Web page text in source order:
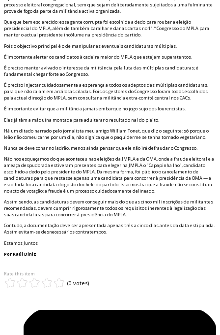
processo eleitoral congregacional, sem que sejam deliberadamente sujeitados a uma fulminante
prova de fogo da parte da militância activa organizada.
Que fique bem esclarecido: essa gente corrupta foi escolhida a dedo para roubar a eleição
presidencial do MPLA, além de também baralhar e dar as cartas no 11.º Congresso do MPLA para
manter o actual presidente incólume na presidência do partido.
Pois o objectivo principal é o de manipular as eventuais candidaturas múltiplas.
É importante alertar os candidatos à cadeira maior do MPLA que estejam superatentos.
É preciso manter avivado o interesse da militância pela luta das múltiplas candidaturas; é
fundamental chegar forte ao Congresso.
É preciso injectar cuidadosamente a esperança a todos os adeptos das múltiplas candidaturas,
para que não caiam em ardilosas ciladas. Pois os gestores do Congresso foram todos escolhidos
pela actual direcção do MPLA, sem consultar a militância extra-comité central nos CACs.
É importante evitar que a militância jamais embarque no jogo sujo dos lourencistas.
Eles já têm a máquina montada para adulterar o resultado final do pleito.
Há um ditado narrado pelo jornalista meu amigo William Tonet, que diz o seguinte: só porque o
leão não comeu carne por um dia, não significa que o paquiderme se tenha tornado vegetariano.
Nunca se deve confiar no ladrão, menos ainda pensar que ele não irá defraudar o Congresso.
Não nos esqueçamos do que aconteceu nas eleições da JMPLA e da OMA, onde a fraude eleitoral e a
ameaça despudorada estiveram presentes para eleger na JMPLA o "Capapinha filho", candidato
escolhido a dedo pelo presidente do MPLA. Da mesma forma, foi público o cancelamento de
candidaturas para que restasse apenas uma candidata para concorrer à presidência da OMA — a
escolhida foi a candidata do gosto do chefe do partido. Isso mostra que a fraude não se constituiu
no acto de votação; a fraude é um processo cuidadosamente delineado.
Assim sendo, as candidaturas devem conseguir mais do que as cinco mil inscrições de militantes
recomendadas, devem cumprir rigorosamente todos os requisitos inerentes à legalização das
suas candidaturas para concorrer à presidência do MPLA.
Contudo, a documentação deve ser apresentada apenas três a cinco dias antes da data estipulada.
Assim evitam-se desnecessários contratempos.
Estamos Juntos
Por Raúl Diniz
Rate this item
(0 votes)